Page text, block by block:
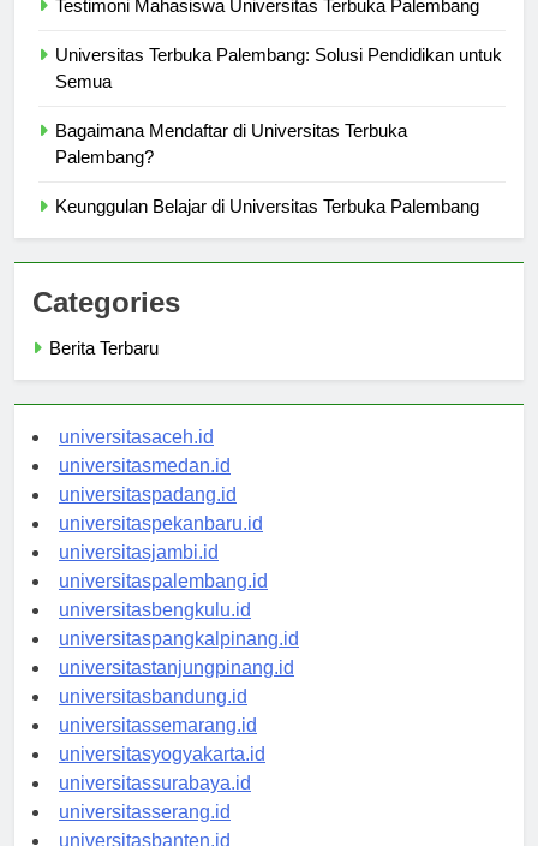
Universitas Terbuka Palembang: Solusi Pendidikan untuk
Bagaimana Mendaftar di Universitas Terbuka
Categories
universitasaceh.id
universitasmedan.id
universitaspadang.id
universitaspekanbaru.id
universitasjambi.id
universitaspalembang.id
universitasbengkulu.id
universitaspangkalpinang.id
universitastanjungpinang.id
universitasbandung.id
universitassemarang.id
universitasyogyakarta.id
universitassurabaya.id
universitasserang.id